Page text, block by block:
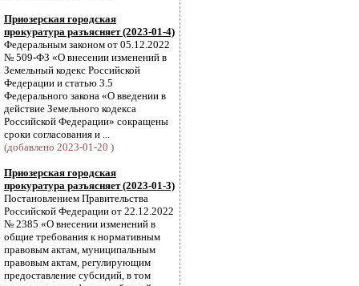
Приозерская городская
прокуратура разъясняет (2023-01-4)
Федеральным законом от 05.12.2022
№ 509-ФЗ «О внесении изменений в
Земельный кодекс Российской
Федерации и статью 3.5
Федерального закона «О введении в
действие Земельного кодекса
Российской Федерации» сокращены
сроки согласования и ...
(добавлено 2023-01-20 )
Приозерская городская
прокуратура разъясняет (2023-01-3)
Постановлением Правительства
Российской Федерации от 22.12.2022
№ 2385 «О внесении изменений в
общие требования к нормативным
правовым актам, муниципальным
правовым актам, регулирующим
предоставление субсидий, в том